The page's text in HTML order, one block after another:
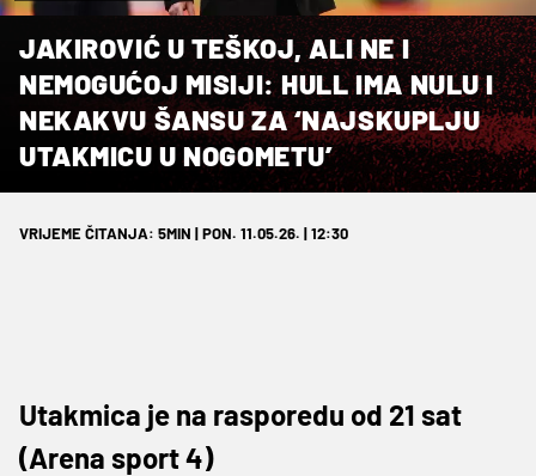
JAKIROVIĆ U TEŠKOJ, ALI NE I
NEMOGUĆOJ MISIJI: HULL IMA NULU I
NEKAKVU ŠANSU ZA ‘NAJSKUPLJU
UTAKMICU U NOGOMETU’
VRIJEME ČITANJA: 5MIN | PON. 11.05.26. | 12:30
Utakmica je na rasporedu od 21 sat
(Arena sport 4)